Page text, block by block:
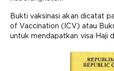
Bukti vaksinasi akan dicatat
of Vaccination (ICV) atau
untuk mendapatkan visa Haji